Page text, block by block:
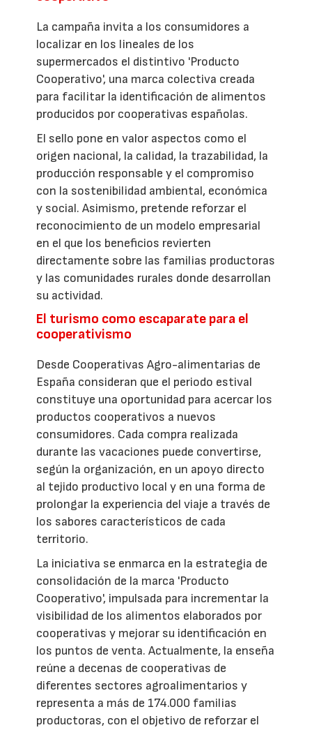
La campaña invita a los consumidores a
localizar en los lineales de los
supermercados el distintivo 'Producto
Cooperativo', una marca colectiva creada
para facilitar la identificación de alimentos
producidos por cooperativas españolas.
El sello pone en valor aspectos como el
origen nacional, la calidad, la trazabilidad, la
producción responsable y el compromiso
con la sostenibilidad ambiental, económica
y social. Asimismo, pretende reforzar el
reconocimiento de un modelo empresarial
en el que los beneficios revierten
directamente sobre las familias productoras
y las comunidades rurales donde desarrollan
su actividad.
El turismo como escaparate para el
cooperativismo
Desde Cooperativas Agro-alimentarias de
España consideran que el periodo estival
constituye una oportunidad para acercar los
productos cooperativos a nuevos
consumidores. Cada compra realizada
durante las vacaciones puede convertirse,
según la organización, en un apoyo directo
al tejido productivo local y en una forma de
prolongar la experiencia del viaje a través de
los sabores característicos de cada
territorio.
La iniciativa se enmarca en la estrategia de
consolidación de la marca 'Producto
Cooperativo', impulsada para incrementar la
visibilidad de los alimentos elaborados por
cooperativas y mejorar su identificación en
los puntos de venta. Actualmente, la enseña
reúne a decenas de cooperativas de
diferentes sectores agroalimentarios y
representa a más de 174.000 familias
productoras, con el objetivo de reforzar el